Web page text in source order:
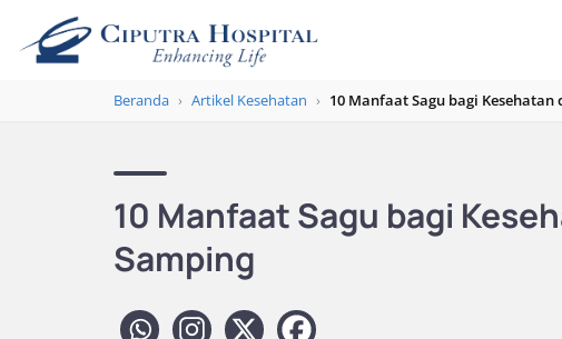
Beranda › Artikel Kesehatan › 10 Manfaat Sagu bagi Kesehatan
10 Manfaat Sagu bagi
Samping